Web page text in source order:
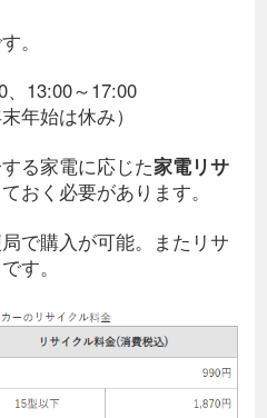
。
、13:00～17:00
年始は休み）
る家電に応じた家電リサ
おく必要があります。
で購入が可能。またリサ
す。